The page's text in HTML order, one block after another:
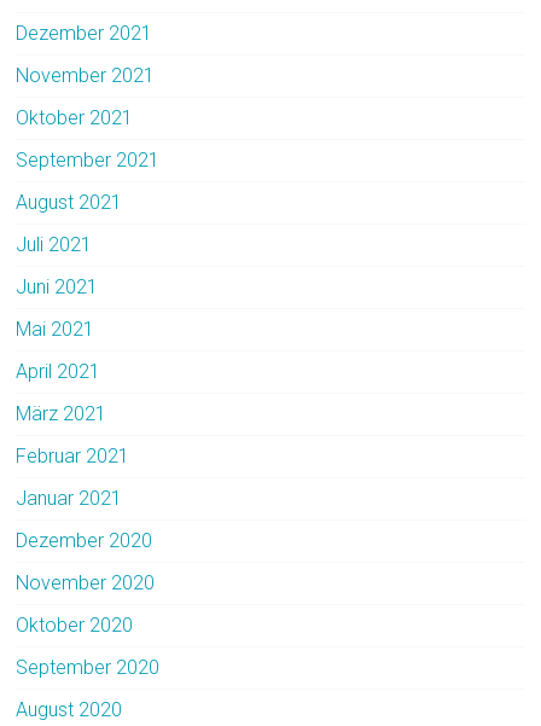
Dezember 2021
November 2021
Oktober 2021
September 2021
August 2021
Juli 2021
Juni 2021
Mai 2021
April 2021
März 2021
Februar 2021
Januar 2021
Dezember 2020
November 2020
Oktober 2020
September 2020
August 2020